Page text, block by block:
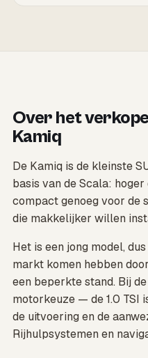
Over het
Kamiq
De Kamiq is de kleinste
basis van de Scala:
compact genoeg voor de
die makkelijker willen
Het is een jong model,
markt komen hebben
een beperkte stand. Bij
motorkeuze — de 1.0 TSI
de uitvoering en de
Rijhulpsystemen en